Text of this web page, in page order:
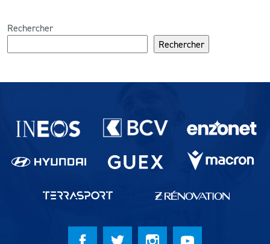
Rechercher
Rechercher
Partenaires du lausanne-Sport